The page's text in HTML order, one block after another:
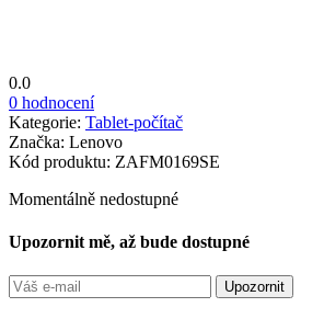
0.0
0 hodnocení
Kategorie: Tablet-počítač
Značka: Lenovo
Kód produktu: ZAFM0169SE
Momentálně nedostupné
Upozornit mě, až bude dostupné
Upozornit